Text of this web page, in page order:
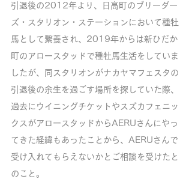
引退後の2012年より、日高町のブリーダー
ズ・スタリオン・ステーションにおいて種牡
馬として繋養され、2019年からは新ひだか
町のアロースタッドで種牡馬生活をしていま
したが、同スタリオンがナカヤマフェスタの
引退後の余生を過ごす場所を探していた際、
過去にウイニングチケットやスズカフェニッ
クスがアロースタッドからAERUさんにやっ
てきた経緯もあったことから、AERUさんで
受け入れてもらえないかとご相談を受けたと
のこと。